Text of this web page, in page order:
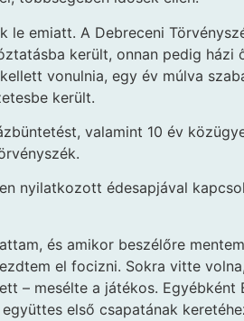
emiatt. A Debreceni
került, onnan pedig házi
vonulnia, egy év múlva
került.
valamint 10 év
nyilatkozott édesapjával
és amikor beszélőre
el focizni. Sokra vitte
– mesélte a játékos. Egyébként
első csapatának